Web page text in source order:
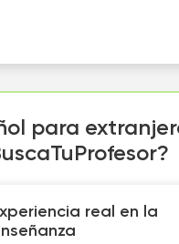
para
real en la